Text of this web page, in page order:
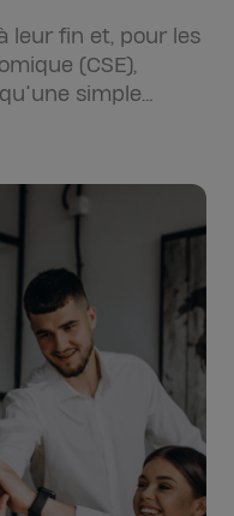
leur fin et, pour les
(CSE),
simple